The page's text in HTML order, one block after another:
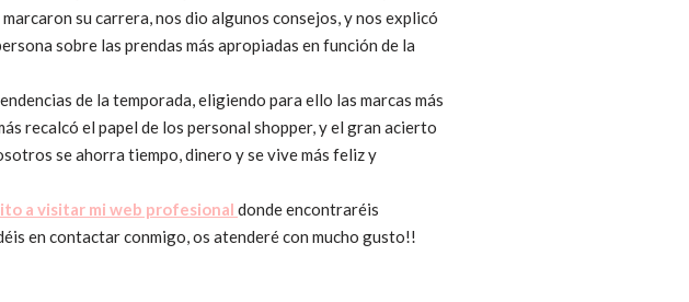
su carrera, nos dio algunos consejos, y nos explicó
sobre las prendas más apropiadas en función de la
de la temporada, eligiendo para ello las marcas más
recalcó el papel de los personal shopper, y el gran acierto
se ahorra tiempo, dinero y se vive más feliz y
a visitar mi web profesional donde encontraréis
en contactar conmigo, os atenderé con mucho gusto!!